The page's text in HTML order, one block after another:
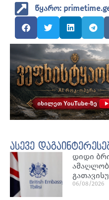
წყარო:
ასევე
დიდი
06/08/2026